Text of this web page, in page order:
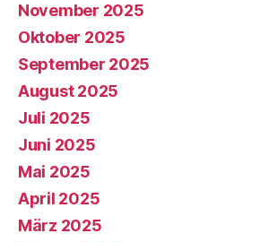
November 2025
Oktober 2025
September 2025
August 2025
Juli 2025
Juni 2025
Mai 2025
April 2025
März 2025